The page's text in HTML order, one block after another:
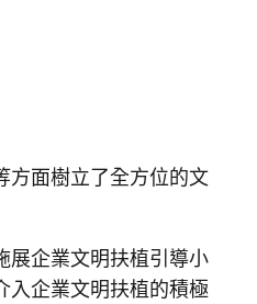
方面樹立了全方位的文
展企業文明扶植引導小
入企業文明扶植的積極